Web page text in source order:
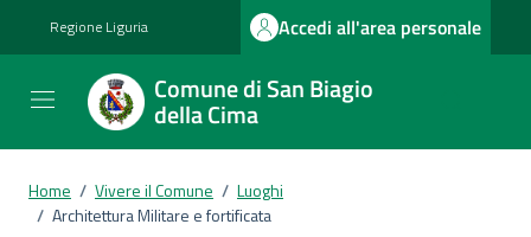
Regione Liguria Accedi all'area personale
Comune di San Biagio
della Cima
Home / Vivere il Comune / Luoghi
/ Architettura Militare e fortificata